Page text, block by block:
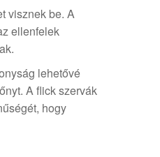
visznek be. A
ellenfelek
lehetővé
A flick szervák
hogy